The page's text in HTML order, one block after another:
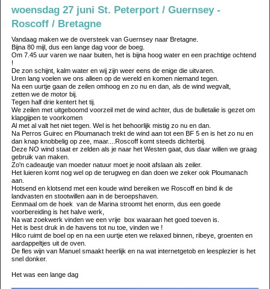
woensdag 27 juni St. Peterport / Guernsey -
Roscoff / Bretagne
Vandaag maken we de oversteek van Guernsey naar Bretagne.
Bijna 80 mijl, dus een lange dag voor de boeg.
Om 7.45 uur varen we naar buiten, het is bijna hoog water en een prachtige ochtend
!
De zon schijnt, kalm water en wij zijn weer eens de enige die uitvaren.
Uren lang voelen we ons alleen op de wereld en komen niemand tegen.
Na een uurtje gaan de zeilen omhoog en zo nu en dan, als de wind wegvalt,
zetten we de motor bij.
Tegen half drie kentert het tij.
We zeilen met uitgeboomd voorzeil met de wind achter, dus de bulletalie is gezet om
klapgijpen te voorkomen
Al met al valt het niet tegen. Wel is het behoorlijk mistig zo nu en dan.
Na Perros Guirec en Ploumanach trekt de wind aan tot een BF 5 en is het zo nu en
dan knap knobbelig op zee, maar....Roscoff komt steeds dichterbij.
Deze NO wind staat er zelden als je naar het Westen gaat, dus daar willen we graag
gebruik van maken.
Zo'n cadeautje van moeder natuur moet je nooit afslaan als zeiler.
Het luieren komt nog wel op de terugweg en dan doen we zeker ook Ploumanach
aan.
Hotsend en klotsend met een koude wind bereiken we Roscoff en bind ik de
landvasten en stootwillen aan in de beroepshaven.
Eenmaal om de hoek van de Marina stroomt het enorm, dus een goede
voorbereiding is het halve werk,
Na wat zoekwerk vinden we een vrije box waaraan het goed toeven is.
Het is best druk in de havens tot nu toe, vinden we !
Hilco ruimt de boel op en na een uurtje eten we relaxed binnen, ribeye, groenten en
aardappeltjes uit de oven.
De fles wijn van Manuel smaakt heerlijk en na wat internetgetob en leesplezier is het
snel donker.
Het was een lange dag